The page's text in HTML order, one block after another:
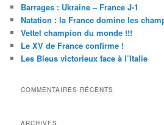
Barrages : Ukraine – France J-1
Natation : la France domine les
Vettel champion du monde !!!
Le XV de France confirme !
Les Bleus victorieux face à l’Italie
COMMENTAIRES RÉCENTS
ARCHIVES